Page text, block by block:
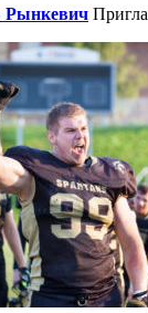
Рынкевич